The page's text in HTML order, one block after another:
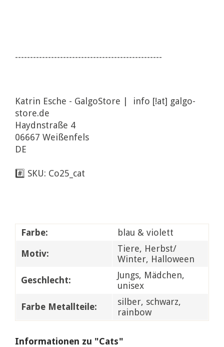
-------------------------------------------------
Katrin Esche - GalgoStore | info [!at] galgo-
store.de
Haydnstraße 4
06667 Weißenfels
DE
#️⃣ SKU: Co25_cat
Farbe:
blau & violett
Motiv:
Tiere, Herbst/
Winter, Halloween
Geschlecht:
Jungs, Mädchen,
unisex
Farbe Metallteile:
silber, schwarz,
rainbow
Informationen zu "Cats"